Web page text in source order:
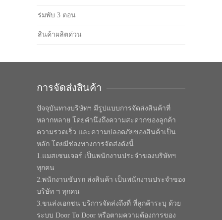
ร่มพับ 3 ตอน
สินค้าผลิตด่วน
การจัดส่งสินค้า
ปัจจุบันทางบริษัทฯ มีรูปแบบการจัดส่งสินค้าที่
หลากหลาย โดยคำนึงถึงความสะดวกของลูกค้า
ความรวดเร็ว และความปลอดภัยของสินค้าเป็น
หลัก โดยมีช่องทางการจัดส่งดังนี้
1.แมสเซนเจอร์ เป็นพนักงานประจำของบริษัทฯ
ทุกคน
2.พนักงานขับรถ ส่งสินค้า เป็นพนักงานประจำของ
บริษัท ฯ ทุกคน
3.ขนส่งเอกชน บริการจัดส่งถึงที่ ที่ลูกค้าระบุ ด้วย
ระบบ Door To Door หรือตามความต้องการของ